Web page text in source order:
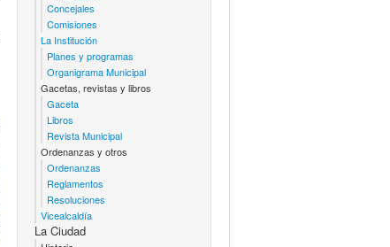
Concejales
Comisiones
La Institución
Planes y programas
Organigrama Municipal
Gacetas, revistas y libros
Gaceta
Libros
Revista Municipal
Ordenanzas y otros
Ordenanzas
Reglamentos
Resoluciones
Vicealcaldía
La Ciudad